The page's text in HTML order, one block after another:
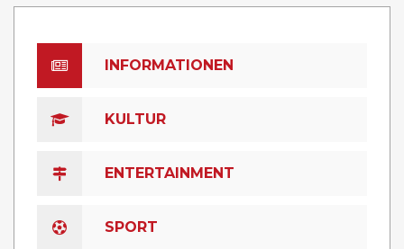
INFORMATIONEN
KULTUR
ENTERTAINMENT
SPORT